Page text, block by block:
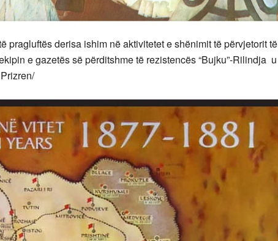
pragluftës derisa ishim në aktivitetet e shënimit të përvjetorit të
e gazetës së përditshme të rezistencës “Bujku”-Rilindja u